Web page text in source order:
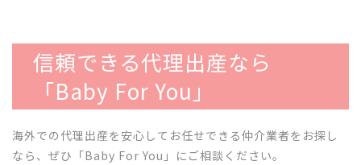
信頼できる代理出産なら
「Baby For You」
海外での代理出産を安心してお任せできる仲介業者をお探し
なら、ぜひ「Baby For You」にご相談ください。